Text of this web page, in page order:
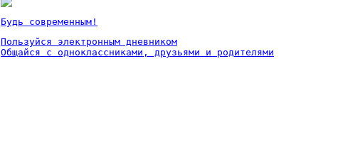
Будь современным!
Пользуйся электронным дневником
Общайся с одноклассниками, друзьями и родителями